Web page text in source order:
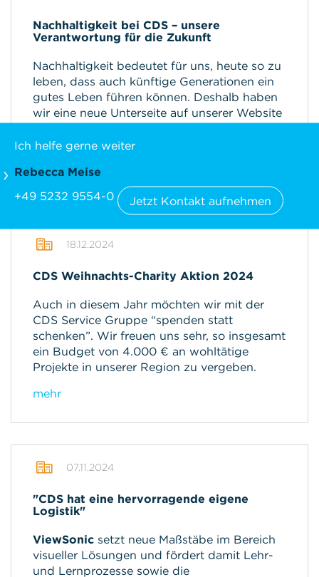
Nachhaltigkeit bei CDS – unsere
Verantwortung für die Zukunft
Nachhaltigkeit bedeutet für uns, heute so zu
leben, dass auch künftige Generationen ein
gutes Leben führen können. Deshalb haben
wir eine neue Unterseite auf unserer Website
Bemühungen informieren.
mehr
18.12.2024
CDS Weihnachts-Charity Aktion 2024
Auch in diesem Jahr möchten wir mit der
CDS Service Gruppe “spenden statt
schenken”. Wir freuen uns sehr, so insgesamt
ein Budget von 4.000 € an wohltätige
Projekte in unserer Region zu vergeben.
mehr
07.11.2024
"CDS hat eine hervorragende eigene
Logistik"
ViewSonic setzt neue Maßstäbe im Bereich
visueller Lösungen und fördert damit Lehr-
und Lernprozesse sowie die
Ich helfe gerne weiter
Rebecca Meise
+49 5232 9554-0
Jetzt Kontakt aufnehmen